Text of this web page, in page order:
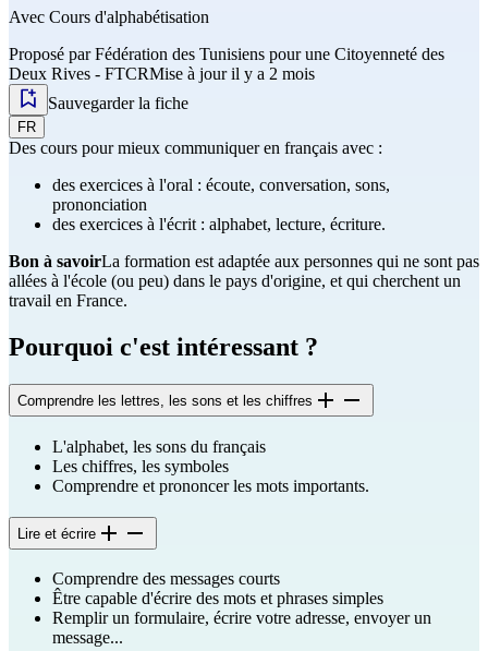
Avec Cours d'alphabétisation
Proposé par Fédération des Tunisiens pour une Citoyenneté des
Deux Rives - FTCRMise à jour il y a 2 mois
Sauvegarder la fiche
FR
Des cours pour mieux communiquer en français avec :
des exercices à l'oral : écoute, conversation, sons,
prononciation
des exercices à l'écrit : alphabet, lecture, écriture.
Bon à savoirLa formation est adaptée aux personnes qui ne sont pas
allées à l'école (ou peu) dans le pays d'origine, et qui cherchent un
travail en France.
Pourquoi c'est intéressant ?
Comprendre les lettres, les sons et les chiffres
L'alphabet, les sons du français
Les chiffres, les symboles
Comprendre et prononcer les mots importants.
Lire et écrire
Comprendre des messages courts
Être capable d'écrire des mots et phrases simples
Remplir un formulaire, écrire votre adresse, envoyer un
message...